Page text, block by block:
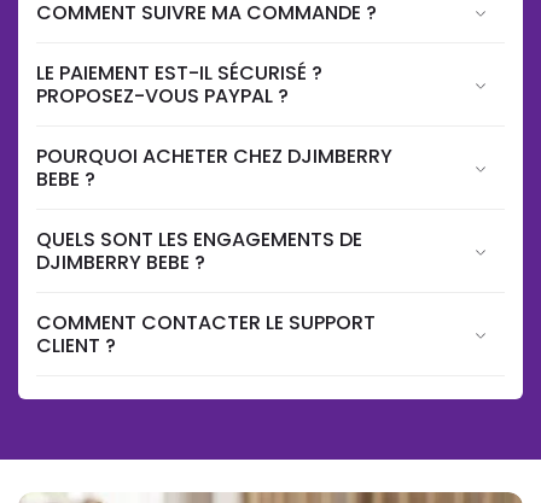
COMMENT SUIVRE MA COMMANDE ?
LE PAIEMENT EST-IL SÉCURISÉ ?
PROPOSEZ-VOUS PAYPAL ?
POURQUOI ACHETER CHEZ DJIMBERRY
BEBE ?
QUELS SONT LES ENGAGEMENTS DE
DJIMBERRY BEBE ?
COMMENT CONTACTER LE SUPPORT
CLIENT ?